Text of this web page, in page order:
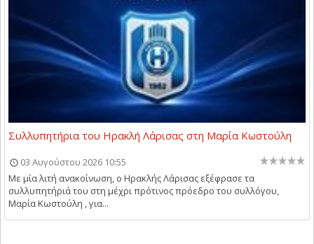
Συλλυπητήρια του Ηρακλή Λάρισας στη Μαρία Κωστούλη
03 Αυγούστου 2026 10:55
Με μία λιτή ανακοίνωση, ο Ηρακλής Λάρισας εξέφρασε τα
συλλυπητήριά του στη μέχρι πρότινος πρόεδρο του συλλόγου,
Μαρία Κωστούλη , για...